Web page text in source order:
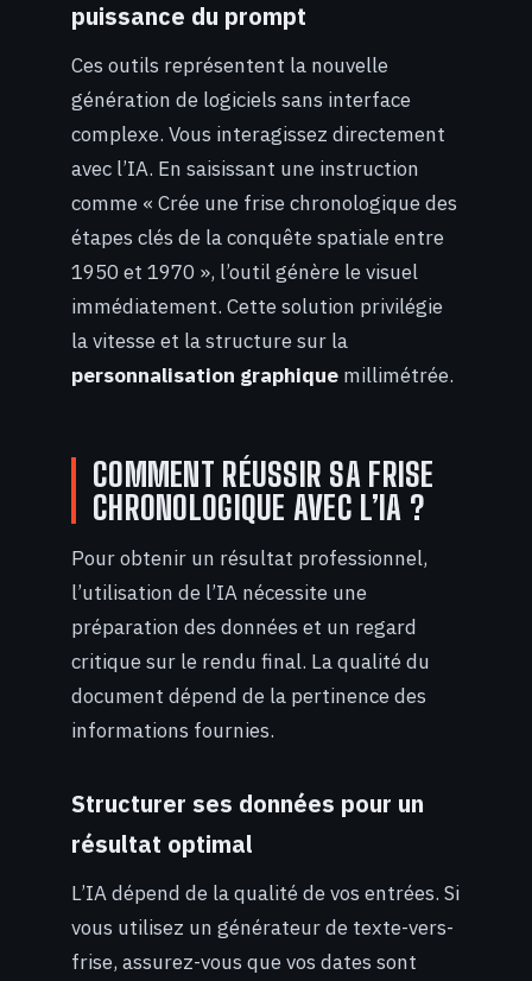
puissance du prompt
Ces outils représentent la nouvelle
génération de logiciels sans interface
complexe. Vous interagissez directement
avec l’IA. En saisissant une instruction
comme « Crée une frise chronologique des
étapes clés de la conquête spatiale entre
1950 et 1970 », l’outil génère le visuel
immédiatement. Cette solution privilégie
la vitesse et la structure sur la
personnalisation graphique millimétrée.
COMMENT RÉUSSIR SA FRISE
CHRONOLOGIQUE AVEC L’IA ?
Pour obtenir un résultat professionnel,
l’utilisation de l’IA nécessite une
préparation des données et un regard
critique sur le rendu final. La qualité du
document dépend de la pertinence des
informations fournies.
Structurer ses données pour un
résultat optimal
L’IA dépend de la qualité de vos entrées. Si
vous utilisez un générateur de texte-vers-
frise, assurez-vous que vos dates sont